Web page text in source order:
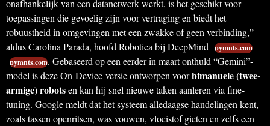
onafhankelijk van een datanetwerk werkt, is het geschikt voor
toepassingen die gevoelig zijn voor vertraging en biedt het
robuustheid in omgevingen met een zwakke of geen verbinding,”
aldus Carolina Parada, hoofd Robotica bij DeepMind
pymnts.com
pymnts.com. Gebaseerd op een eerder in maart onthuld “Gemini”-
model is deze On-Device-versie ontworpen voorbimanuele (twee-
armige) robotsen kan hij snel nieuwe taken aanleren via fine-
tuning. Google meldt dat het systeem alledaagse handelingen kent,
zoals tassen openritsen, was vouwen, vloeistof gieten en zelfs een